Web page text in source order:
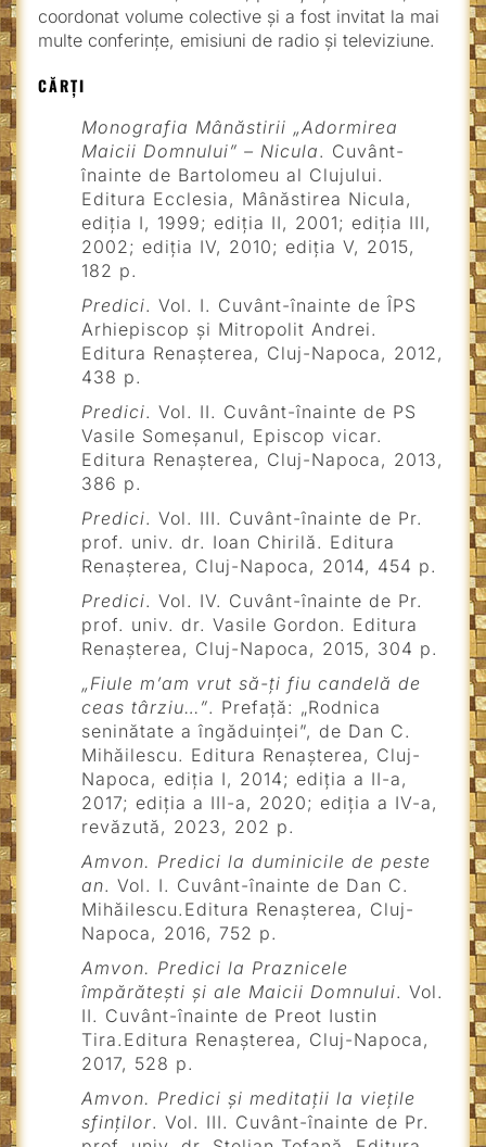
coordonat volume colective și a fost invitat la mai
multe conferințe, emisiuni de radio și televiziune.
CĂRȚI
Monografia Mânăstirii „Adormirea
Maicii Domnului” – Nicula. Cuvânt-
înainte de Bartolomeu al Clujului.
Editura Ecclesia, Mânăstirea Nicula,
ediția I, 1999; ediția II, 2001; ediția III,
2002; ediția IV, 2010; ediția V, 2015,
182 p.
Predici. Vol. I. Cuvânt-înainte de ÎPS
Arhiepiscop și Mitropolit Andrei.
Editura Renașterea, Cluj-Napoca, 2012,
438 p.
Predici. Vol. II. Cuvânt-înainte de PS
Vasile Someșanul, Episcop vicar.
Editura Renașterea, Cluj-Napoca, 2013,
386 p.
Predici. Vol. III. Cuvânt-înainte de Pr.
prof. univ. dr. Ioan Chirilă. Editura
Renașterea, Cluj-Napoca, 2014, 454 p.
Predici. Vol. IV. Cuvânt-înainte de Pr.
prof. univ. dr. Vasile Gordon. Editura
Renașterea, Cluj-Napoca, 2015, 304 p.
„Fiule m’am vrut să-ți fiu candelă de
ceas târziu…”. Prefață: „Rodnica
seninătate a îngăduinței”, de Dan C.
Mihăilescu. Editura Renașterea, Cluj-
Napoca, ediția I, 2014; ediția a II-a,
2017; ediția a III-a, 2020; ediția a IV-a,
revăzută, 2023, 202 p.
Amvon. Predici la duminicile de peste
an. Vol. I. Cuvânt-înainte de Dan C.
Mihăilescu.Editura Renașterea, Cluj-
Napoca, 2016, 752 p.
Amvon. Predici la Praznicele
împărătești și ale Maicii Domnului. Vol.
II. Cuvânt-înainte de Preot Iustin
Tira.Editura Renașterea, Cluj-Napoca,
2017, 528 p.
Amvon. Predici și meditații la viețile
sfinților. Vol. III. Cuvânt-înainte de Pr.